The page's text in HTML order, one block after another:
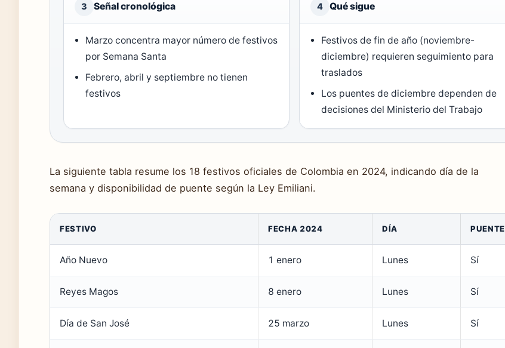
3 Señal cronológica
Marzo concentra mayor número de festivos
por Semana Santa
Febrero, abril y septiembre no tienen
festivos
4 Qué sigue
Festivos de fin de año (noviembre-
diciembre) requieren seguimiento para
traslados
Los puentes de diciembre dependen de
decisiones del Ministerio del Trabajo
La siguiente tabla resume los 18 festivos oficiales de Colombia en 2024, indicando día de la
semana y disponibilidad de puente según la Ley Emiliani.
FESTIVO FECHA 2024 DÍA PUENTE
Año Nuevo 1 enero Lunes Sí
Reyes Magos 8 enero Lunes Sí
Día de San José 25 marzo Lunes Sí